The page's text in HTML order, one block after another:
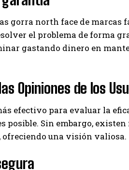
gorra north face de marcas
el problema de forma
gastando dinero en
Opiniones de los
efectivo para evaluar la
posible. Sin embargo,
ofreciendo una visión valiosa.